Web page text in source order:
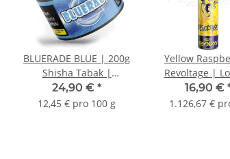
BLUERADE BLUE | 200g
Shisha Tabak |
Powered by Ottaman
24,90 € *
12,45 € pro 100 g
Yellow
Revoltage |
Aroma |
16,90 €
1.126,67 €